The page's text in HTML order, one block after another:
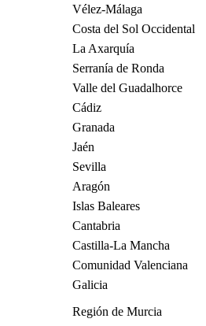
Vélez-Málaga
Costa del Sol Occidental
La Axarquía
Serranía de Ronda
Valle del Guadalhorce
Cádiz
Granada
Jaén
Sevilla
Aragón
Islas Baleares
Cantabria
Castilla-La Mancha
Comunidad Valenciana
Galicia
Región de Murcia